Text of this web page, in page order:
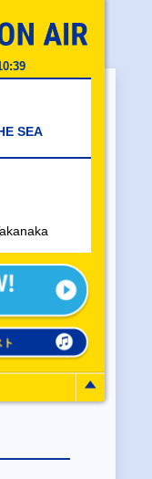
SEA